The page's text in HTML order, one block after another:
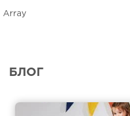
Array
БЛОГ